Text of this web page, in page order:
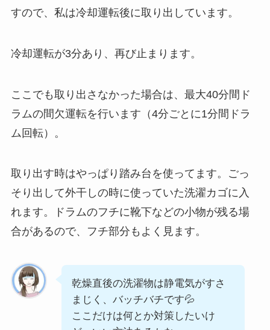
すので、私は冷却運転後に取り出しています。
冷却運転が3分あり、再び止まります。
ここでも取り出さなかった場合は、最大40分間ド
ラムの間欠運転を行います（4分ごとに1分間ドラ
ム回転）。
取り出す時はやっぱり踏み台を使ってます。ごっ
そり出して外干しの時に使っていた洗濯カゴに入
れます。ドラムのフチに靴下などの小物が残る場
合があるので、フチ部分もよく見ます。
乾燥直後の洗濯物は静電気がすさ
まじく、バッチバチです💦
ここだけは何とか対策したいけ